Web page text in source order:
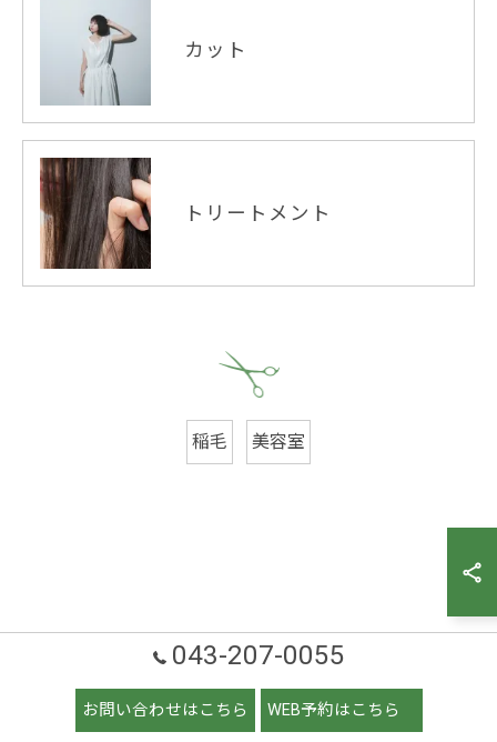
カット
トリートメント
稲毛 美容室
043-207-0055
お問い合わせはこちら WEB予約はこちら